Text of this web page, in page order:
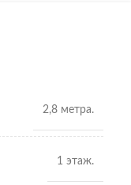
2,8 метра.
1 этаж.